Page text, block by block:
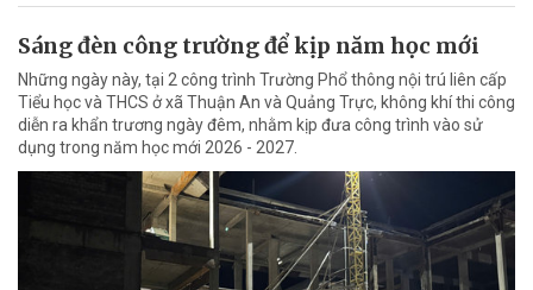
Sáng đèn công trường để kịp năm học mới
Những ngày này, tại 2 công trình Trường Phổ thông nội trú liên cấp
Tiểu học và THCS ở xã Thuận An và Quảng Trực, không khí thi công
diễn ra khẩn trương ngày đêm, nhằm kịp đưa công trình vào sử
dụng trong năm học mới 2026 - 2027.